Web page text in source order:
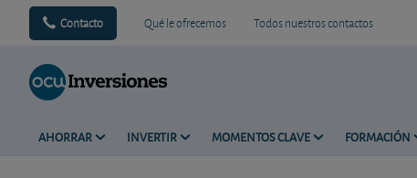
Contacto Qué le ofrecemos Todos nuestros contactos
AHORRAR INVERTIR MOMENTOS CLAVE FORMACIÓN